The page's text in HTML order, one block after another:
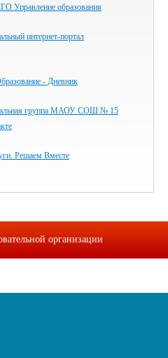
Управление образования
интернет-портал
- Дневник
группа МАОУ СОШ № 15
Решаем Вместе
организации